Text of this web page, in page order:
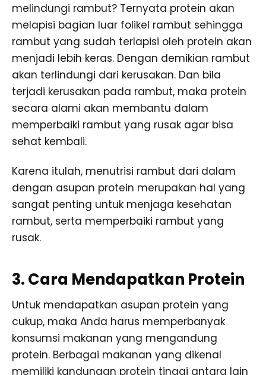
melindungi rambut? Ternyata protein akan
melapisi bagian luar folikel rambut sehingga
rambut yang sudah terlapisi oleh protein akan
menjadi lebih keras. Dengan demikian rambut
akan terlindungi dari kerusakan. Dan bila
terjadi kerusakan pada rambut, maka protein
secara alami akan membantu dalam
memperbaiki rambut yang rusak agar bisa
sehat kembali.
Karena itulah, menutrisi rambut dari dalam
dengan asupan protein merupakan hal yang
sangat penting untuk menjaga kesehatan
rambut, serta memperbaiki rambut yang
rusak.
3. Cara Mendapatkan Protein
Untuk mendapatkan asupan protein yang
cukup, maka Anda harus memperbanyak
konsumsi makanan yang mengandung
protein. Berbagai makanan yang dikenal
memiliki kandungan protein tinggi antara lain